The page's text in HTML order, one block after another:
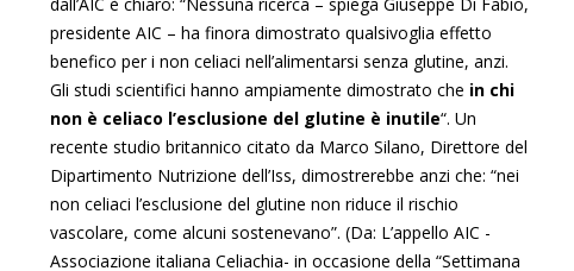
presidente AIC – ha finora dimostrato qualsivoglia effetto
benefico per i non celiaci nell’alimentarsi senza glutine, anzi.
Gli studi scientifici hanno ampiamente dimostrato che in chi
non è celiaco l’esclusione del glutine è inutile“. Un
recente studio britannico citato da Marco Silano, Direttore del
Dipartimento Nutrizione dell’Iss, dimostrerebbe anzi che: “nei
non celiaci l’esclusione del glutine non riduce il rischio
vascolare, come alcuni sostenevano”. (Da: L’appello AIC -
Associazione italiana Celiachia- in occasione della “Settimana